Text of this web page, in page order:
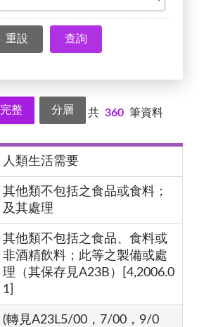
查詢
完整 分層 共 360 筆資料
人類生活需要
其他類不包括之食品或食料；
及其處理
其他類不包括之食品、食料或
非酒精飲料；此等之製備或處
理（其保存見A23B）[4,2006.0
1]
(轉見A23L5/00，7/00，9/0